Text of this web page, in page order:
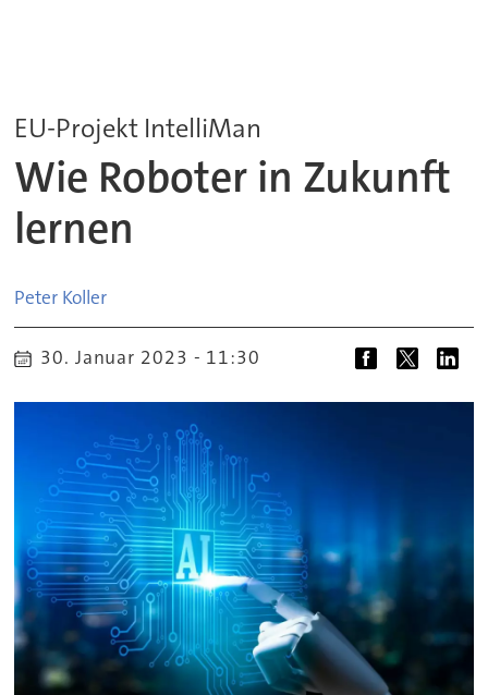
EU-Projekt IntelliMan
Wie Roboter in Zukunft
lernen
Peter Koller
30. Januar 2023 - 11:30